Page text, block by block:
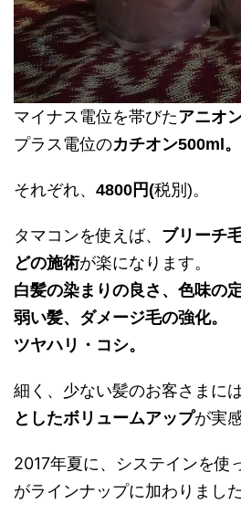
マイナス電位を帯びたアニオ
プラス電位のカチオン500ml。
それぞれ、 4800円(税別)。
タマコンを使えば、 ブリーチ
どの施術が楽になります。
白髪の染まりの良さ、色味の
弱い髪、ダメージ毛の強化。
ツヤハリ・コシ。
細く、少ない髪のお客さまに
としたボリュームアップが実
2017年夏に、システインを使
がラインナップに加わりました